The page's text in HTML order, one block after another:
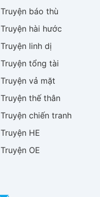
Truyện báo thù
Truyện hài hước
Truyện linh dị
Truyện tổng tài
Truyện vả mặt
Truyện thế thân
Truyện chiến tranh
Truyện HE
Truyện OE